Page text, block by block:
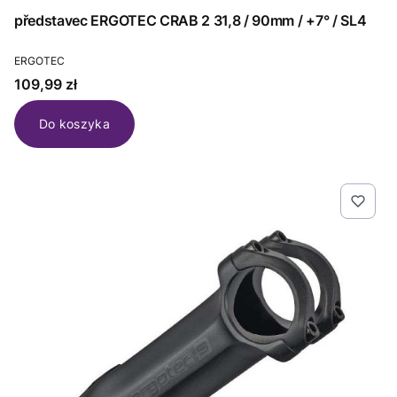
představec ERGOTEC CRAB 2 31,8 / 90mm / +7° / SL4
PRODUCENT
ERGOTEC
Cena
109,99 zł
Do koszyka